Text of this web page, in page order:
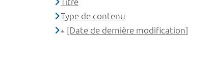
Type de contenu
[Date de dernière modification]